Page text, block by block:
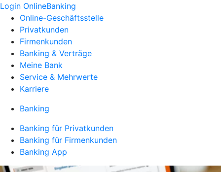
Login OnlineBanking
Online-Geschäftsstelle
Privatkunden
Firmenkunden
Banking & Verträge
Meine Bank
Service & Mehrwerte
Karriere
Banking
Banking für Privatkunden
Banking für Firmenkunden
Banking App